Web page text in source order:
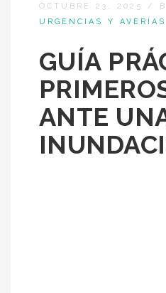
OCTUBRE 23, 2025 /
URGENCIAS Y AVERÍAS
GUÍA
ANTE